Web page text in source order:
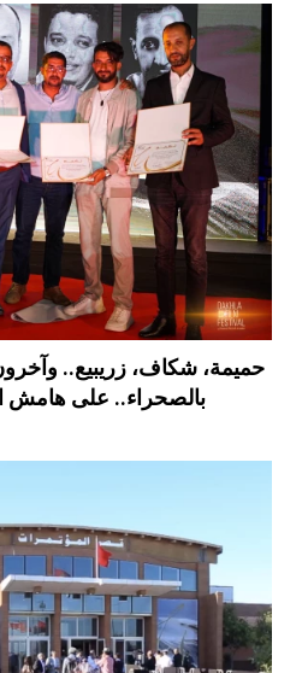
حميمة، شكاف، زريبيع..
بالصحراء.. على هامش